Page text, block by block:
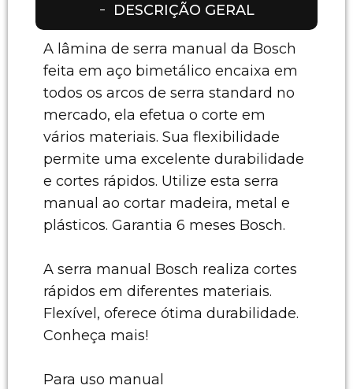
DESCRIÇÃO GERAL
A lâmina de serra manual da Bosch
feita em aço bimetálico encaixa em
todos os arcos de serra standard no
mercado, ela efetua o corte em
vários materiais. Sua flexibilidade
permite uma excelente durabilidade
e cortes rápidos. Utilize esta serra
manual ao cortar madeira, metal e
plásticos. Garantia 6 meses Bosch.
A serra manual Bosch realiza cortes
rápidos em diferentes materiais.
Flexível, oferece ótima durabilidade.
Conheça mais!
Para uso manual